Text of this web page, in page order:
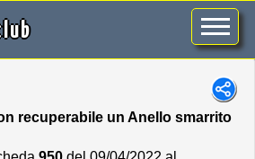
recuperabile un Anello smarrito